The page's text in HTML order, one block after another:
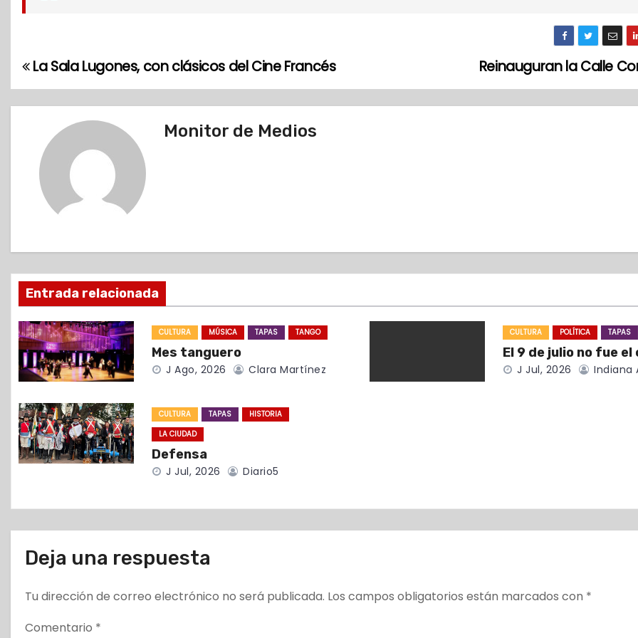
N
a
c
i
ó
n
d
e
e
n
a
Reinauguran la Calle
La Sala Lugones, con clásicos del Cine Francés
Monitor de Medios
Entrada relacionada
CULTURA MÚSICA TAPAS TANGO
Mes tanguero
J Ago, 2026 Clara Martínez
CULTURA POLÍTICA TAPAS
El 9 de julio no fue el
J Jul, 2026 Indiana
CULTURA TAPAS
HISTORIA
LA CIUDAD
Defensa
J Jul, 2026 Diario5
Deja una respuesta
Tu dirección de correo electrónico no será publicada. Los campos obligatorios están marcados con *
Comentario *